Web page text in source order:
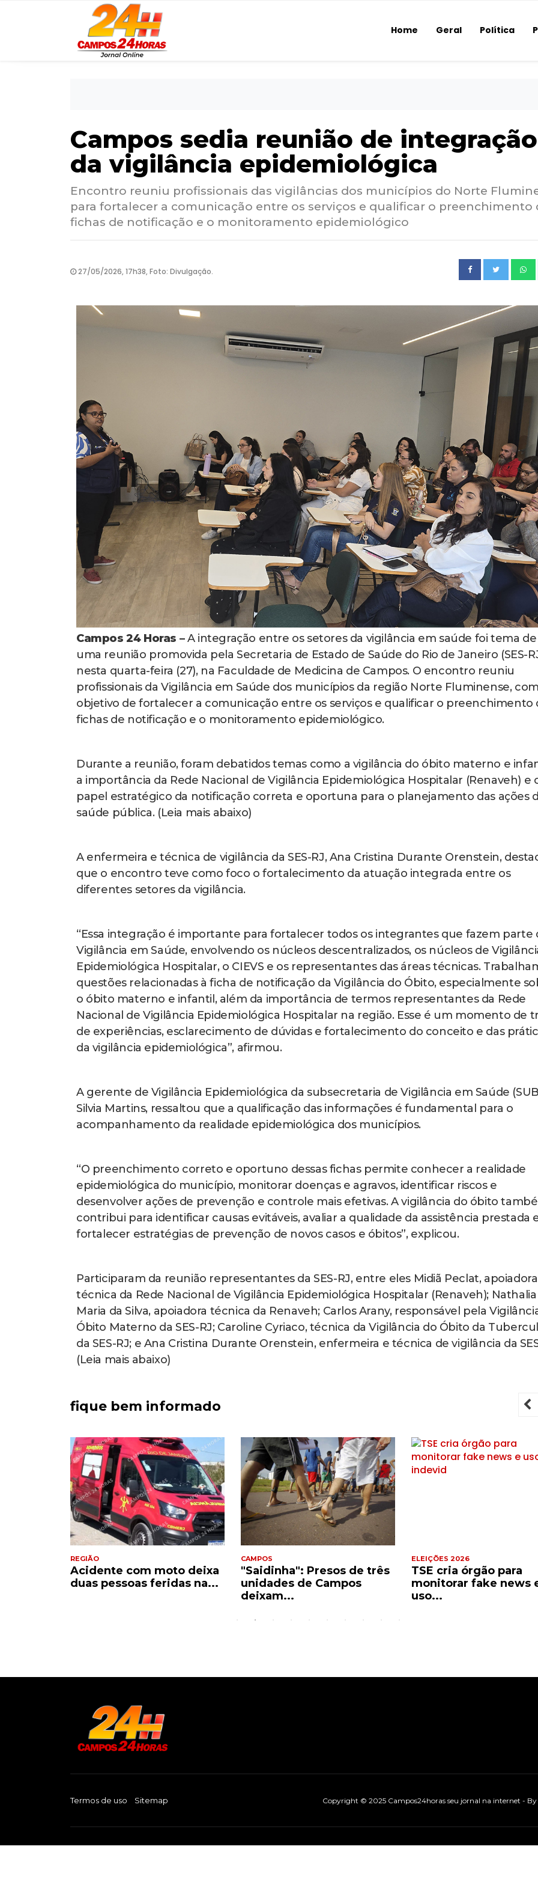
Home Geral Política
Campos sedia reunião de integração
da vigilância epidemiológica
Encontro reuniu profissionais das vigilâncias dos municípios do Norte
para fortalecer a comunicação entre os serviços e qualificar o preenchimento
fichas de notificação e o monitoramento epidemiológico
27/05/2026, 17h38, Foto: Divulgação.
Campos 24 Horas –A integração entre os setores da vigilância em saúde foi tema de
uma reunião promovida pela Secretaria de Estado de Saúde do Rio de Janeiro (SES-
nesta quarta-feira (27), na Faculdade de Medicina de Campos. O encontro reuniu
profissionais da Vigilância em Saúde dos municípios da região Norte Fluminense,
objetivo de fortalecer a comunicação entre os serviços e qualificar o preenchimento
fichas de notificação e o monitoramento epidemiológico.
Durante a reunião, foram debatidos temas como a vigilância do óbito materno e
a importância da Rede Nacional de Vigilância Epidemiológica Hospitalar (Renaveh) e
papel estratégico da notificação correta e oportuna para o planejamento das ações
saúde pública. (Leia mais abaixo)
A enfermeira e técnica de vigilância da SES-RJ, Ana Cristina Durante Orenstein,
que o encontro teve como foco o fortalecimento da atuação integrada entre os
diferentes setores da vigilância.
“Essa integração é importante para fortalecer todos os integrantes que fazem parte
Vigilância em Saúde, envolvendo os núcleos descentralizados, os núcleos de
Epidemiológica Hospitalar, o CIEVS e os representantes das áreas técnicas.
questões relacionadas à ficha de notificação da Vigilância do Óbito, especialmente
o óbito materno e infantil, além da importância de termos representantes da Rede
Nacional de Vigilância Epidemiológica Hospitalar na região. Esse é um momento de
de experiências, esclarecimento de dúvidas e fortalecimento do conceito e das
da vigilância epidemiológica”, afirmou.
A gerente de Vigilância Epidemiológica da subsecretaria de Vigilância em Saúde
Silvia Martins, ressaltou que a qualificação das informações é fundamental para o
acompanhamento da realidade epidemiológica dos municípios.
“O preenchimento correto e oportuno dessas fichas permite conhecer a realidade
epidemiológica do município, monitorar doenças e agravos, identificar riscos e
desenvolver ações de prevenção e controle mais efetivas. A vigilância do óbito
contribui para identificar causas evitáveis, avaliar a qualidade da assistência prestada
fortalecer estratégias de prevenção de novos casos e óbitos”, explicou.
Participaram da reunião representantes da SES-RJ, entre eles Midiã Peclat, apoiadora
técnica da Rede Nacional de Vigilância Epidemiológica Hospitalar (Renaveh); Nathalia
Maria da Silva, apoiadora técnica da Renaveh; Carlos Arany, responsável pela
Óbito Materno da SES-RJ; Caroline Cyriaco, técnica da Vigilância do Óbito da
da SES-RJ; e Ana Cristina Durante Orenstein, enfermeira e técnica de vigilância da
(Leia mais abaixo)
fique bem informado
REGIÃO
Acidente com moto deixa
duas pessoas feridas na...
CAMPOS
"Saidinha": Presos de três
unidades de Campos
deixam...
ELEIÇÕES 2026
TSE cria órgão para
monitorar fake news
uso...
Termos de uso Sitemap Copyright © 2025 Campos24horas seu jornal na internet - By